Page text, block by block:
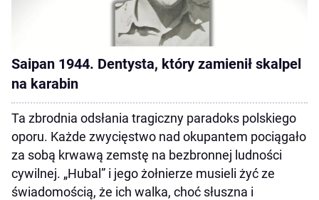
Saipan 1944. Dentysta, który zamienił skalpel
na karabin
Ta zbrodnia odsłania tragiczny paradoks polskiego
oporu. Każde zwycięstwo nad okupantem pociągało
za sobą krwawą zemstę na bezbronnej ludności
cywilnej. „Hubal” i jego żołnierze musieli żyć ze
świadomością, że ich walka, choć słuszna i